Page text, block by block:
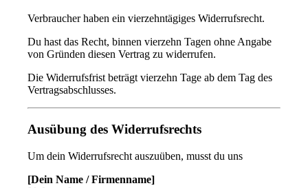
Verbraucher haben ein vierzehntägiges Widerrufsrecht.
Du hast das Recht, binnen vierzehn Tagen ohne Angabe
von Gründen diesen Vertrag zu widerrufen.
Die Widerrufsfrist beträgt vierzehn Tage ab dem Tag des
Vertragsabschlusses.
Ausübung des Widerrufsrechts
Um dein Widerrufsrecht auszuüben, musst du uns
[Dein Name / Firmenname]